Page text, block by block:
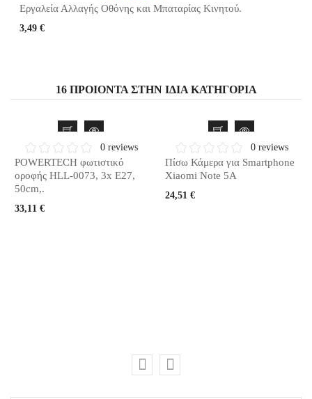
Εργαλεία Αλλαγής Οθόνης και Μπαταρίας Κινητού.
3,49 €
16 ΠΡΟΙΌΝΤΑ ΣΤΗΝ ΊΔΙΑ ΚΑΤΗΓΟΡΊΑ
0 reviews
POWERTECH φωτιστικό
οροφής HLL-0073, 3x E27,
50cm,.
33,11 €
0 reviews
Πίσω Κάμερα για Smartphone
Xiaomi Note 5A
24,51 €